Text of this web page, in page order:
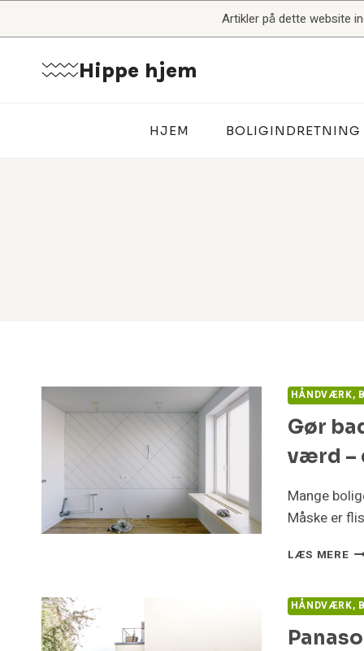
til
Artikler på dette website
Hippe hjem
HJEM BOLIGINDRETNING
HÅNDVÆRK,
Gør
værd –
Mange
Måske er
LÆS MERE
–
HÅNDVÆRK,